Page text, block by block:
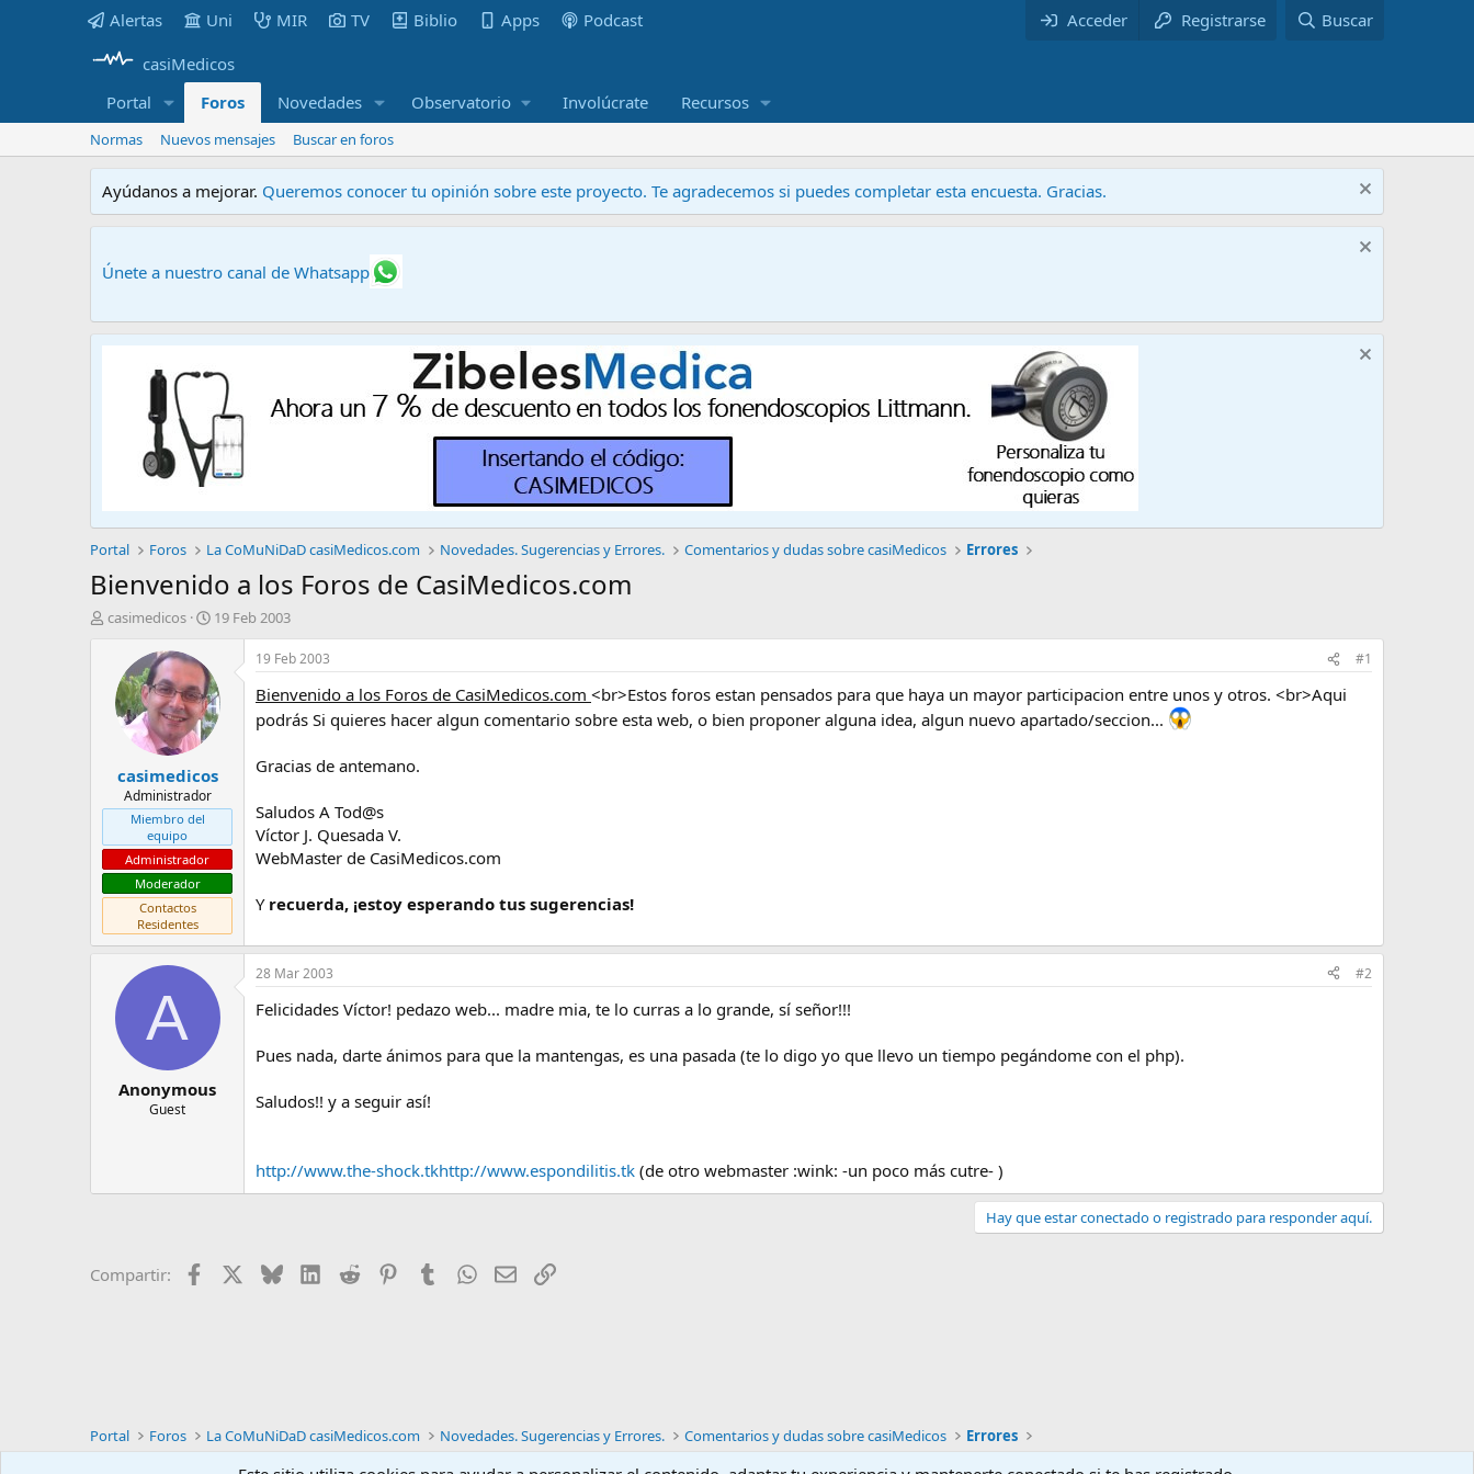
Alertas Uni MIR TV Biblio Apps Podcast Acceder Registrarse
Buscar
casiMedicos
Portal
Foros Novedades Observatorio Involúcrate Recursos
Normas Nuevos mensajes Buscar en foros
Ayúdanos a mejorar. Queremos conocer tu opinión sobre este proyecto. Te agradecemos si puedes completar esta encuesta. Gracias.
Únete a nuestro canal de Whatsapp
Portal Foros La CoMuNiDaD casiMedicos.com Novedades. Sugerencias y Errores. Comentarios y dudas sobre casiMedicos Errores
Bienvenido a los Foros de CasiMedicos.com
A
casimedicos
F
h
a
d
e
n
c
o
19 Feb 2003
casimedicos
Administrador
Miembro del
equipo
Administrador
Moderador
Contactos
Residentes
19 Feb 2003 #1
Bienvenido a los Foros de CasiMedicos.com <br>Estos foros estan pensados para que haya un mayor participacion entre unos y otros. <br>Aqui
podrás Si quieres hacer algun comentario sobre esta web, o bien proponer alguna idea, algun nuevo apartado/seccion...
Gracias de antemano.
Saludos A Tod@s
Víctor J. Quesada V.
WebMaster de CasiMedicos.com
Y recuerda, ¡estoy esperando tus sugerencias!
A
Anonymous
Guest
28 Mar 2003 #2
Felicidades Víctor! pedazo web... madre mia, te lo curras a lo grande, sí señor!!!
Pues nada, darte ánimos para que la mantengas, es una pasada (te lo digo yo que llevo un tiempo pegándome con el php).
Saludos!! y a seguir así!
http://www.the-shock.tkhttp://www.espondilitis.tk (de otro webmaster :wink: -un poco más cutre- )
Hay que estar conectado o registrado para responder aquí.
Compartir: Facebook BlueskyLinkedIn
Reddit PinterestTumblrWhatsApp
E-mailEnlace
Portal Foros La CoMuNiDaD casiMedicos.com Novedades. Sugerencias y Errores. Comentarios y dudas sobre casiMedicos Errores